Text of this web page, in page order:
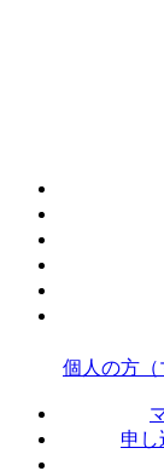
個人の方（
申し